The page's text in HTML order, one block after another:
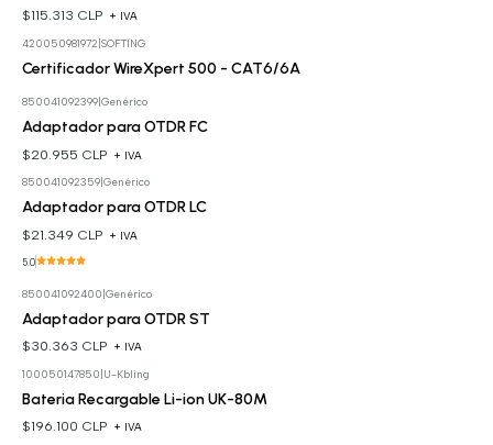
$115.313 CLP + IVA
420050981972 SOFTING
Certificador WireXpert 500 - CAT6/6A
850041092399| Genérico
Adaptador para OTDR FC
$20.955 CLP + IVA
850041092359| Genérico
Adaptador para OTDR LC
$21.349 CLP + IVA
5.0
850041092400 Genérico
Adaptador para OTDR ST
$30.363 CLP + IVA
100050147850 U-Kbling
Bateria Recargable Li-ion UK-80M
$196.100 CLP + IVA